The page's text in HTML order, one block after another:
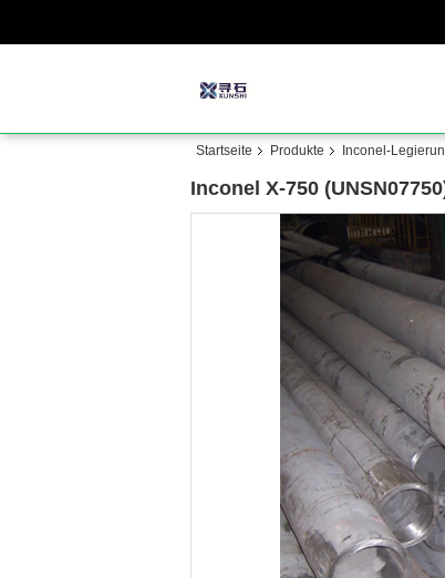
Startseite Produkte Inconel-
Inconel X-750